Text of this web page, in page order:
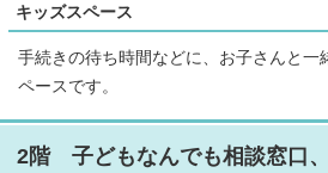
キッズスペース
手続きの待ち時間などに、お子さんと一
ペースです。
2階 子どもなんでも相談窓口